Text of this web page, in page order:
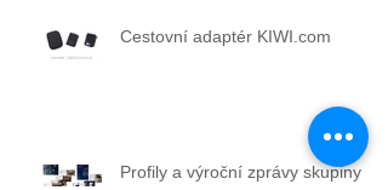
Cestovní adaptér KIWI.com
Profily a výroční zprávy skupiny